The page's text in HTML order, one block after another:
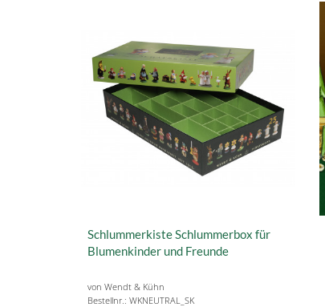
Schlummerkiste Schlummerbox für
Blumenkinder und Freunde
von Wendt & Kühn
Bestellnr.: WKNEUTRAL_SK